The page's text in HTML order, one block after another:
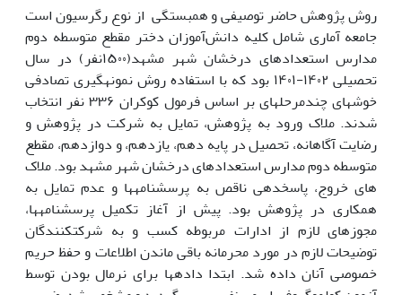
روش پژوهش حاضر توصیفی و همبستگی از نوع رگرسیون است
جامعه آماری شامل کلیه دانش‌آموزان دختر مقطع متوسطه دوم
مدارس استعدادهای درخشان شهر مشهد(۱۵۰۰نفر) در سال
تحصیلی ۱۴۰۲-۱۴۰۱ ‌بود که با استفاده روش نمونه­گیری تصادفی
خوشه­ای چندمرحله­ای بر اساس فرمول کوکران ۳۳۶ نفر انتخاب
شدند. ملاک ورود به پژوهش، تمایل به شرکت در پژوهش و
رضایت آگاهانه، تحصیل در پایه دهم، یازدهم، و دوازدهم، مقطع
متوسطه دوم مدارس استعدادهای درخشان شهر مشهد بود. ملاک
های خروج، پاسخ­دهی ناقص به پرسشنامه­ها و عدم تمایل به
همکاری در پژوهش بود. پیش از آغاز تکمیل پرسشنامه­ها،
مجوزهای لازم از ادارات مربوطه کسب و به شرکت­کنندگان
توضیحات لازم در مورد محرمانه باقی ماندن اطلاعات و حفظ حریم
خصوصی آنان داده شد. ابتدا داده­ها برای نرمال بودن توسط